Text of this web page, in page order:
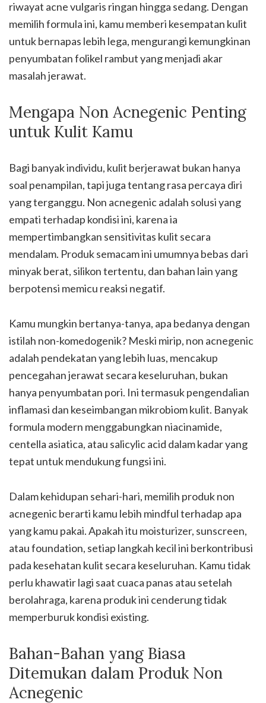
riwayat acne vulgaris ringan hingga sedang. Dengan
memilih formula ini, kamu memberi kesempatan kulit
untuk bernapas lebih lega, mengurangi kemungkinan
penyumbatan folikel rambut yang menjadi akar
masalah jerawat.
Mengapa Non Acnegenic Penting
untuk Kulit Kamu
Bagi banyak individu, kulit berjerawat bukan hanya
soal penampilan, tapi juga tentang rasa percaya diri
yang terganggu. Non acnegenic adalah solusi yang
empati terhadap kondisi ini, karena ia
mempertimbangkan sensitivitas kulit secara
mendalam. Produk semacam ini umumnya bebas dari
minyak berat, silikon tertentu, dan bahan lain yang
berpotensi memicu reaksi negatif.
Kamu mungkin bertanya-tanya, apa bedanya dengan
istilah non-komedogenik? Meski mirip, non acnegenic
adalah pendekatan yang lebih luas, mencakup
pencegahan jerawat secara keseluruhan, bukan
hanya penyumbatan pori. Ini termasuk pengendalian
inflamasi dan keseimbangan mikrobiom kulit. Banyak
formula modern menggabungkan niacinamide,
centella asiatica, atau salicylic acid dalam kadar yang
tepat untuk mendukung fungsi ini.
Dalam kehidupan sehari-hari, memilih produk non
acnegenic berarti kamu lebih mindful terhadap apa
yang kamu pakai. Apakah itu moisturizer, sunscreen,
atau foundation, setiap langkah kecil ini berkontribusi
pada kesehatan kulit secara keseluruhan. Kamu tidak
perlu khawatir lagi saat cuaca panas atau setelah
berolahraga, karena produk ini cenderung tidak
memperburuk kondisi existing.
Bahan-Bahan yang Biasa
Ditemukan dalam Produk Non
Acnegenic